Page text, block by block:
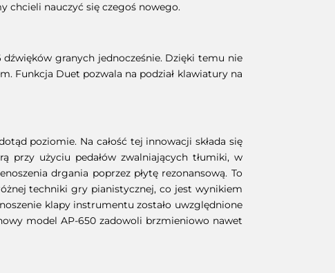
chcieli nauczyć się czegoś nowego.
granych jednocześnie. Dzięki temu nie
Funkcja Duet pozwala na podział klawiatury na
poziomie. Na całość tej innowacji składa się
przy użyciu pedałów zwalniających tłumiki, w
drgania poprzez płytę rezonansową. To
techniki gry pianistycznej, co jest wynikiem
klapy instrumentu zostało uwzględnione
model AP-650 zadowoli brzmieniowo nawet